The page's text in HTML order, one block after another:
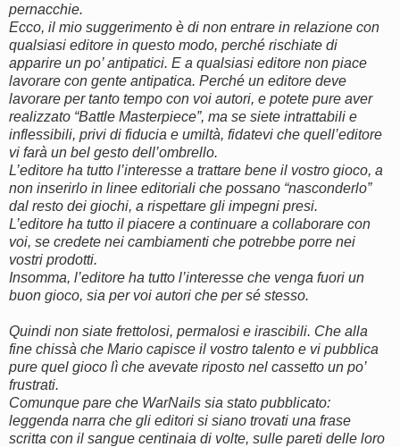
pernacchie.
Ecco, il mio suggerimento è di non entrare in relazione con
qualsiasi editore in questo modo, perché rischiate di
apparire un po’ antipatici. E a qualsiasi editore non piace
lavorare con gente antipatica. Perché un editore deve
lavorare per tanto tempo con voi autori, e potete pure aver
realizzato “Battle Masterpiece”, ma se siete intrattabili e
inflessibili, privi di fiducia e umiltà, fidatevi che quell’editore
vi farà un bel gesto dell’ombrello.
L’editore ha tutto l’interesse a trattare bene il vostro gioco, a
non inserirlo in linee editoriali che possano “nasconderlo”
dal resto dei giochi, a rispettare gli impegni presi.
L’editore ha tutto il piacere a continuare a collaborare con
voi, se credete nei cambiamenti che potrebbe porre nei
vostri prodotti.
Insomma, l’editore ha tutto l’interesse che venga fuori un
buon gioco, sia per voi autori che per sé stesso.
Quindi non siate frettolosi, permalosi e irascibili. Che alla
fine chissà che Mario capisce il vostro talento e vi pubblica
pure quel gioco lì che avevate riposto nel cassetto un po’
frustrati.
Comunque pare che WarNails sia stato pubblicato:
leggenda narra che gli editori si siano trovati una frase
scritta con il sangue centinaia di volte, sulle pareti delle loro